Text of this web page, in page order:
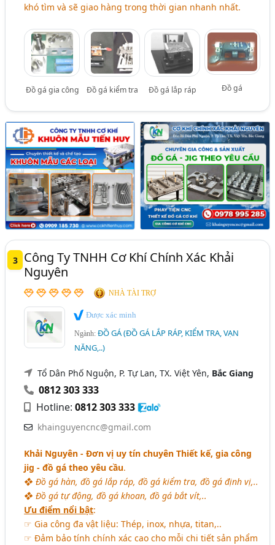
khó tìm và sẽ giao hàng trong thời gian nhanh nhất.
Đồ gá gia công Đồ gá kiểm tra Đồ gá lắp ráp Đồ gá
3
Công Ty TNHH Cơ Khí Chính Xác Khải
Nguyên
NHÀ TÀI TRỢ
Được xác minh
Ngành:ĐỒ GÁ (ĐỒ GÁ LẮP RÁP, KIỂM TRA, VẠN
NĂNG,..)
Tổ Dân Phố Nguộn, P. Tự Lan, TX. Việt Yên, Bắc Giang
0812 303 333
Hotline:0812 303 333
khainguyencnc@gmail.com
Khải Nguyên - Đơn vị uy tín chuyên Thiết kế, gia công
jig - đồ gá theo yêu cầu.
❖ Đồ gá hàn, đồ gá lắp ráp, đồ gá kiểm tra, đồ gá định vị,..
❖ Đồ gá tự động, đồ gá khoan, đồ gá bắt vít,..
Ưu điểm nổi bật:
☞ Gia công đa vật liệu: Thép, inox, nhựa, titan,..
☞ Đảm bảo tính chính xác cao cho mỗi chi tiết sản phẩm